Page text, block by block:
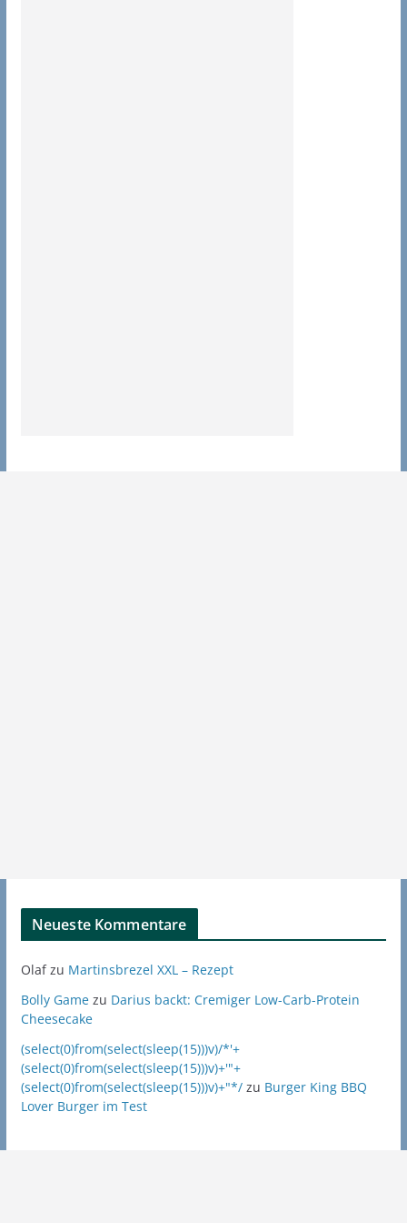
Neueste Kommentare
Olafzu Martinsbrezel XXL – Rezept
Bolly Gamezu Darius backt: Cremiger Low-Carb-Protein
Cheesecake
(select(0)from(select(sleep(15)))v)/*'+
(select(0)from(select(sleep(15)))v)+'"+
(select(0)from(select(sleep(15)))v)+"*/zu Burger King BBQ
Lover Burger im Test